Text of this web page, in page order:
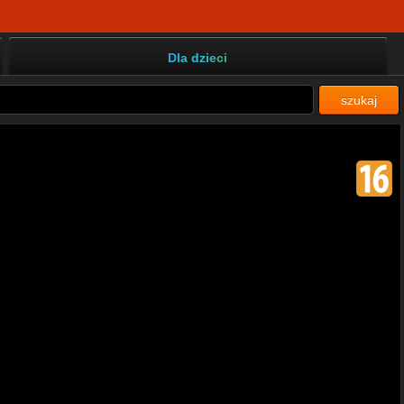
Dla dzieci
szukaj